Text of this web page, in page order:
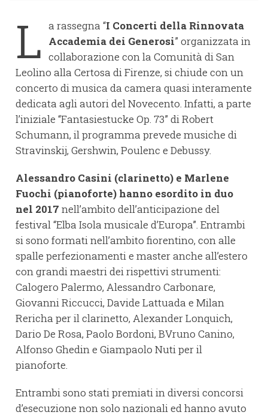
L a rassegna “I Concerti della Rinnovata
Accademia dei Generosi” organizzata in
collaborazione con la Comunità di San
Leolino alla Certosa di Firenze, si chiude con un
concerto di musica da camera quasi interamente
dedicata agli autori del Novecento. Infatti, a parte
l’iniziale “Fantasiestucke Op. 73” di Robert
Schumann, il programma prevede musiche di
Stravinskij, Gershwin, Poulenc e Debussy.
Alessandro Casini (clarinetto) e Marlene
Fuochi (pianoforte) hanno esordito in duo
nel 2017 nell’ambito dell’anticipazione del
festival “Elba Isola musicale d’Europa”. Entrambi
si sono formati nell’ambito fiorentino, con alle
spalle perfezionamenti e master anche all’estero
con grandi maestri dei rispettivi strumenti:
Calogero Palermo, Alessandro Carbonare,
Giovanni Riccucci, Davide Lattuada e Milan
Rericha per il clarinetto, Alexander Lonquich,
Dario De Rosa, Paolo Bordoni, BVruno Canino,
Alfonso Ghedin e Giampaolo Nuti per il
pianoforte.
Entrambi sono stati premiati in diversi concorsi
d’esecuzione non solo nazionali ed hanno avuto